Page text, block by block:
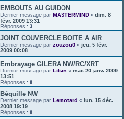
EMBOUTS AU GUIDON
Dernier message par MASTERMIND « dim. 8
févr. 2009 13:31
Réponses : 3
JOINT COUVERCLE BOITE A AIR
Dernier message par zouzou0 « jeu. 5 févr.
2009 00:08
Embrayage GILERA NW/RC/XRT
Dernier message par Lilian « mar. 20 janv. 2009
13:51
Réponses : 8
Béquille NW
Dernier message par Lemotard « lun. 15 déc.
2008 19:19
Réponses : 8